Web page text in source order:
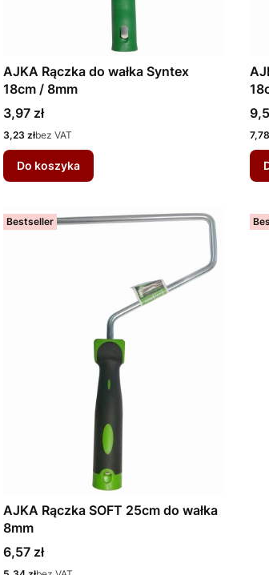
AJKA Rączka do wałka Syntex
18cm / 8mm
Cena
3,97 zł
Cena
3,23 złbez VAT
Do koszyka
Bestseller
AJKA Rączka SOFT 25cm do wałka
8mm
Cena
6,57 zł